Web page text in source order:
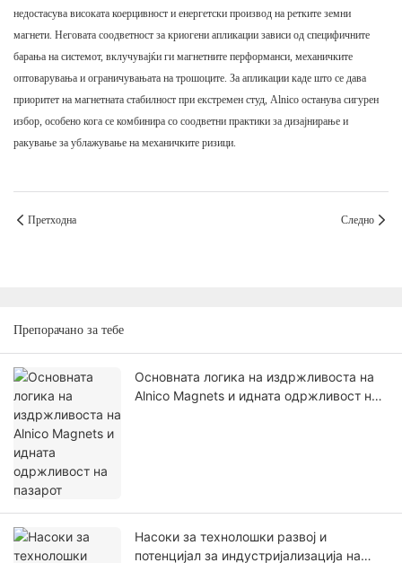
недостасува високата коерцивност и енергетски производ на ретките земни
магнети. Неговата соодветност за криогени апликации зависи од специфичните
барања на системот, вклучувајќи ги магнетните перформанси, механичките
оптоварувања и ограничувањата на трошоците. За апликации каде што се дава
приоритет на магнетната стабилност при екстремен студ, Alnico останува сигурен
избор, особено кога се комбинира со соодветни практики за дизајнирање и
ракување за ублажување на механичките ризици.
Претходна Следно
Препорачано за тебе
Основната логика на издржливоста на
Alnico Magnets и идната одржливост на
Насоки за технолошки развој и
потенцијал за индустријализација на